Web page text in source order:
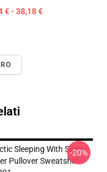
€ - 38,18 €
Sleeping With Sirens
Pullover Sweatshirt
-20%